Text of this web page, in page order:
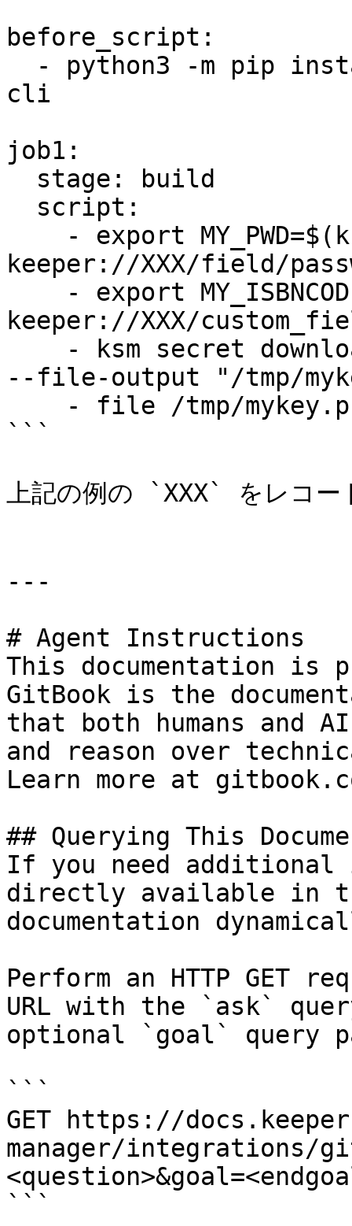
before_script:
cli
job1:
keeper://XXX/field/
keeper://XXX/
--file-output "/tmp/
```
上記の例の `XXX` をレコー
---
# Agent Instructions
This documentation is
GitBook is the
that both humans and
and reason over
Learn more at
## Querying This
If you need
directly available in
documentation
Perform an HTTP GET
URL with the `ask`
optional `goal` query
```
GET https://
manager/integrations/
```